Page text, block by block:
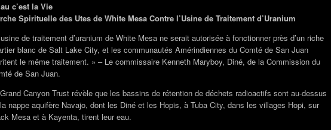
c’est la Vie
Spirituelle des Utes de White Mesa Contre l’Usine de Traitement d’Uranium
de traitement d’uranium de White Mesa ne serait autorisée à fonctionner près d’un riche
blanc de Salt Lake City, et les communautés Amérindiennes du Comté de San Juan
le même traitement. » – Le commissaire Kenneth Maryboy, Diné, de la Commission du
de San Juan.
Canyon Trust révèle que les bassins de rétention de déchets radioactifs sont au-dessus
nappe aquifère Navajo, dont les Diné et les Hopis, à Tuba City, dans les villages Hopi, sur
Mesa et à Kayenta, tirent leur eau.